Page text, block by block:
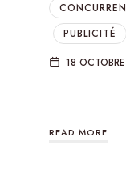
PUBLICITÉ
18
…
READ MORE